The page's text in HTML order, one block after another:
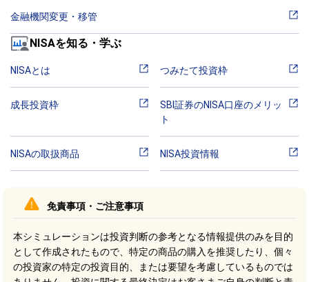
金融機関変更・移管
NISAを知る・学ぶ
NISAとは つみたて投資枠
成長投資枠
SBI証券のNISA口座のメリッ
ト
NISAの取扱商品 NISA投資情報
免責事項・ご注意事項
本シミュレーションは投資判断の参考となる情報提供のみを目的
として作成されたもので、特定の商品の購入を推奨したり、個々
の投資家の特定の投資目的、または要望を考慮しているものでは